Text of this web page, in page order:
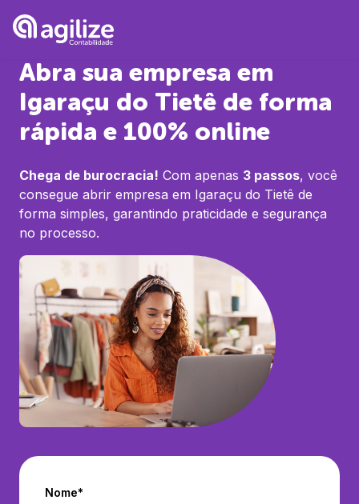
Abra sua empresa em
Igaraçu do Tietê de forma
rápida e 100% online
Chega de burocracia! Com apenas 3 passos, você
consegue abrir empresa em Igaraçu do Tietê de
forma simples, garantindo praticidade e segurança
no processo.
Nome*